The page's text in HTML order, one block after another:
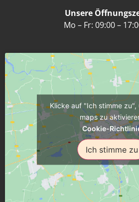
Unsere
Mo – Fr: 09:00 –
Klicke auf "Ich stimme zu",
maps zu
Cookie-
Ich stimme zu